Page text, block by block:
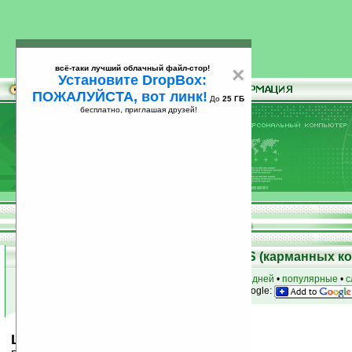
25
Скачать программы для Palm OS (карманных
за 7 дней • популярные •
на Google:
LiCalc v1.00
×
всё-таки лучший облачный файл-стор!
Установите DropBox:
ПОЖАЛУЙСТА, вот линк! До 25 ГБ
бесплатно, приглашая друзей!